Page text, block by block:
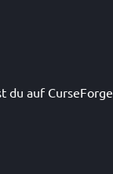
du auf CurseForge